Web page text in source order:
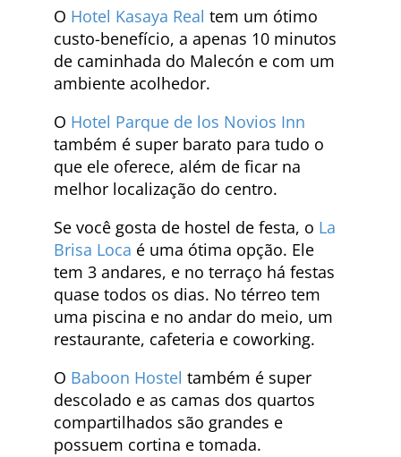
O Hotel Kasaya Real tem um ótimo
custo-benefício, a apenas 10 minutos
de caminhada do Malecón e com um
ambiente acolhedor.
O Hotel Parque de los Novios Inn
também é super barato para tudo o
que ele oferece, além de ficar na
melhor localização do centro.
Se você gosta de hostel de festa, o La
Brisa Loca é uma ótima opção. Ele
tem 3 andares, e no terraço há festas
quase todos os dias. No térreo tem
uma piscina e no andar do meio, um
restaurante, cafeteria e coworking.
O Baboon Hostel também é super
descolado e as camas dos quartos
compartilhados são grandes e
possuem cortina e tomada.